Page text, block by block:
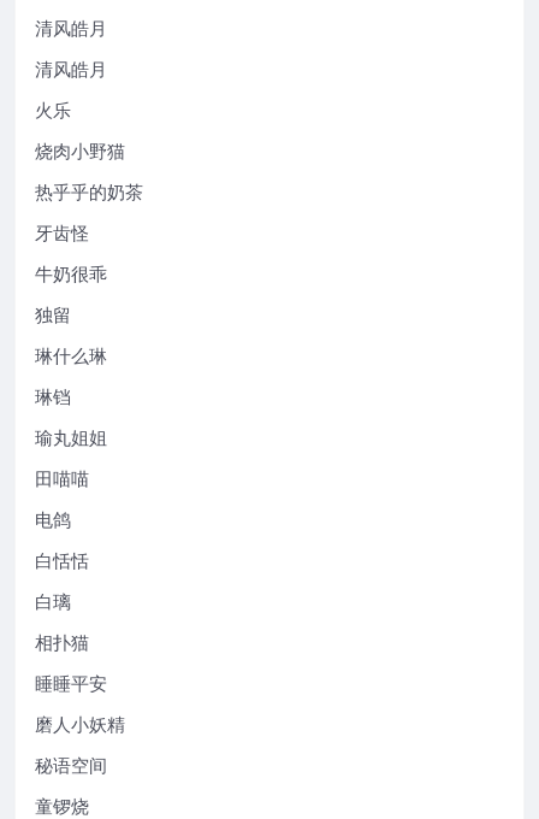
清风皓月
清风皓月
火乐
烧肉小野猫
热乎乎的奶茶
牙齿怪
牛奶很乖
独留
琳什么琳
琳铛
瑜丸姐姐
田喵喵
电鸽
白恬恬
白璃
相扑猫
睡睡平安
磨人小妖精
秘语空间
童锣烧